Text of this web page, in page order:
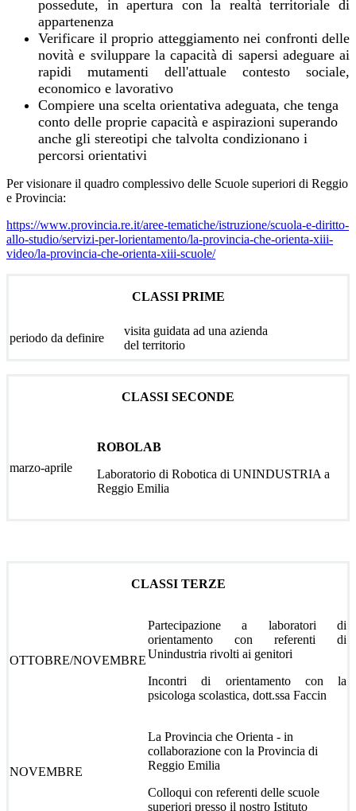
possedute, in apertura con la realtà territoriale di
appartenenza
Verificare il proprio atteggiamento nei confronti delle
novità e sviluppare la capacità di sapersi adeguare ai
rapidi mutamenti dell'attuale contesto sociale,
economico e lavorativo
Compiere una scelta orientativa adeguata, che tenga
conto delle proprie capacità e aspirazioni superando
anche gli stereotipi che talvolta condizionano i
percorsi orientativi
Per visionare il quadro complessivo delle Scuole superiori di Reggio
e Provincia:
https://www.provincia.re.it/aree-tematiche/istruzione/scuola-e-diritto-
allo-studio/servizi-per-lorientamento/la-provincia-che-orienta-xiii-
video/la-provincia-che-orienta-xiii-scuole/
CLASSI PRIME
periodo da definire
visita guidata ad una azienda
del territorio
CLASSI SECONDE
marzo-aprile
ROBOLAB
Laboratorio di Robotica di UNINDUSTRIA a
Reggio Emilia
CLASSI TERZE
OTTOBRE/NOVEMBRE
Partecipazione a laboratori di
orientamento con referenti di
Unindustria rivolti ai genitori
Incontri di orientamento con la
psicologa scolastica, dott.ssa Faccin
NOVEMBRE
La Provincia che Orienta - in
collaborazione con la Provincia di
Reggio Emilia
Colloqui con referenti delle scuole
superiori presso il nostro Istituto